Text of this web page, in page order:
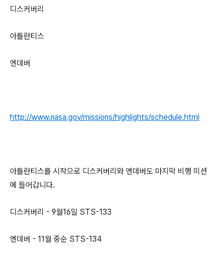
디스커버리
아틀란티스
엔데버
http://www.nasa.gov/missions/highlights/schedule.html
아틀란티스를 시작으로 디스커버리와 엔데버도 마지막 비행 미션
에 들어갑니다.
디스커버리 - 9월16일 STS-133
엔데버 - 11월 중순 STS-134